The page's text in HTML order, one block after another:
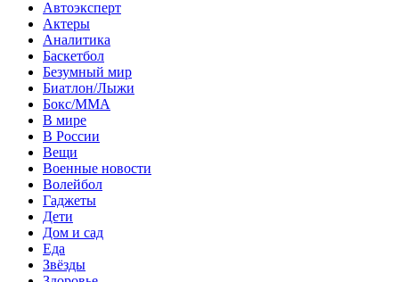
Автоэксперт
Актеры
Аналитика
Баскетбол
Безумный мир
Биатлон/Лыжи
Бокс/MMA
В мире
В России
Вещи
Военные новости
Волейбол
Гаджеты
Дети
Дом и сад
Еда
Звёзды